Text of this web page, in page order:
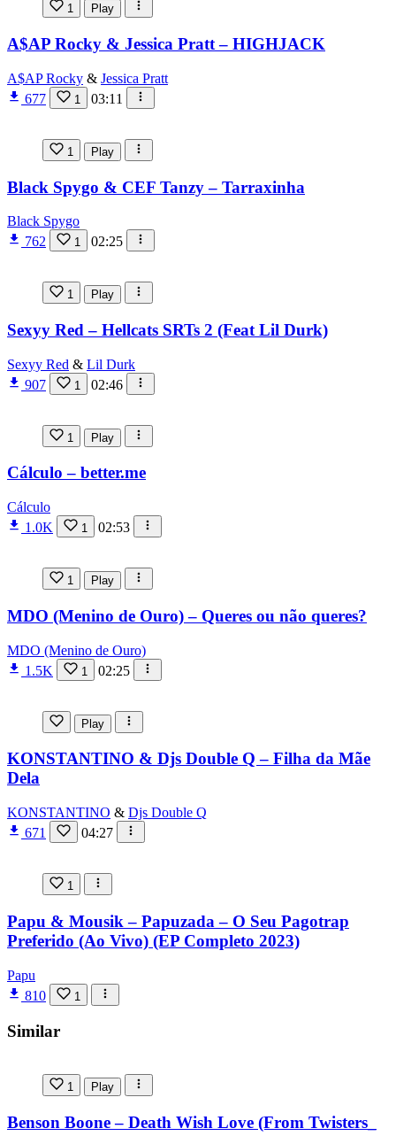
1 Play
A$AP Rocky & Jessica Pratt – HIGHJACK
A$AP Rocky & Jessica Pratt
677
1 03:11
1 Play
Black Spygo & CEF Tanzy – Tarraxinha
Black Spygo
762
1 02:25
1 Play
Sexyy Red – Hellcats SRTs 2 (Feat Lil Durk)
Sexyy Red & Lil Durk
907
1 02:46
1 Play
Cálculo – better.me
Cálculo
1.0K
1 02:53
1 Play
MDO (Menino de Ouro) – Queres ou não queres?
MDO (Menino de Ouro)
1.5K
1 02:25
Play
KONSTANTINO & Djs Double Q – Filha da Mãe
Dela
KONSTANTINO & Djs Double Q
671
04:27
1
Papu & Mousik – Papuzada – O Seu Pagotrap
Preferido (Ao Vivo) (EP Completo 2023)
Papu
810
1
Similar
1 Play
Benson Boone – Death Wish Love (From Twisters_